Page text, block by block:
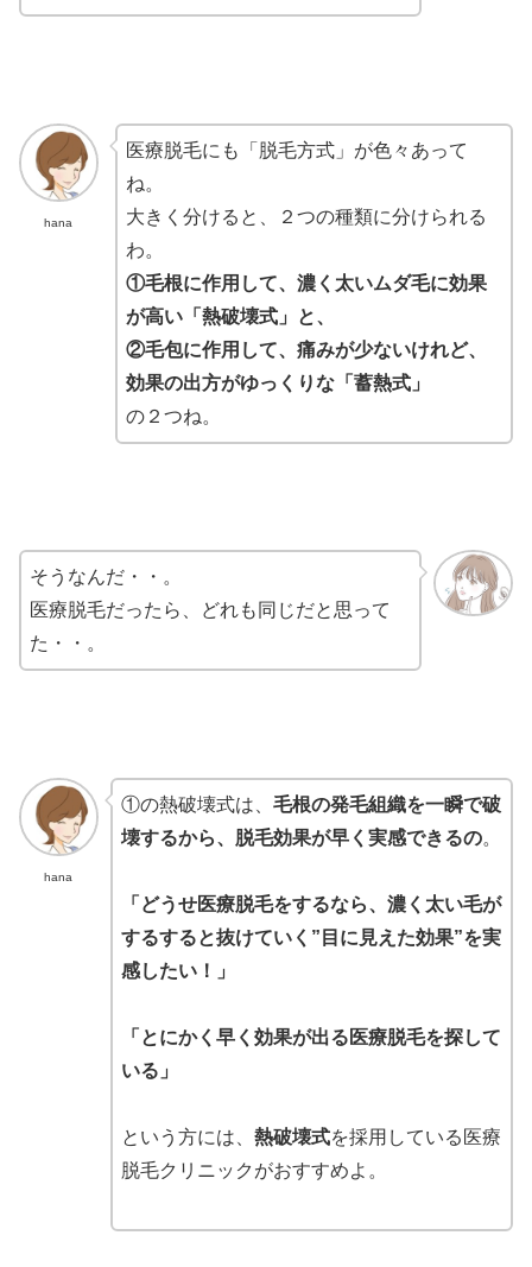
hana
医療脱毛にも「脱毛方式」が色々あって
ね。
大きく分けると、２つの種類に分けられる
わ。
①毛根に作用して、濃く太いムダ毛に効果
が高い「熱破壊式」と、
②毛包に作用して、痛みが少ないけれど、
効果の出方がゆっくりな「蓄熱式」
の２つね。
そうなんだ・・。
医療脱毛だったら、どれも同じだと思って
た・・。
hana
①の熱破壊式は、 毛根の発毛組織を一瞬で破
壊するから、脱毛効果が早く実感できるの。
「どうせ医療脱毛をするなら、濃く太い毛が
するすると抜けていく”目に見えた効果”を実
感したい！」
「とにかく早く効果が出る医療脱毛を探して
いる」
という方には、 熱破壊式を採用している医療
脱毛クリニックがおすすめよ。